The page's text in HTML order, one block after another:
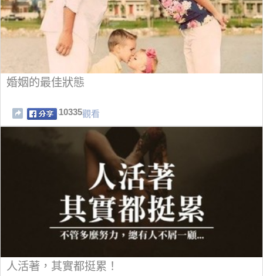
婚姻的最佳狀態
10335觀看
人活著，其實都挺累！